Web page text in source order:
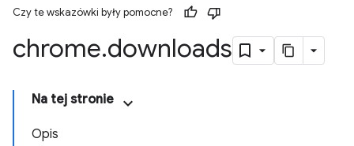
Czy te wskazówki były pomocne?
chrome.downloads
Na tej stronie
Opis